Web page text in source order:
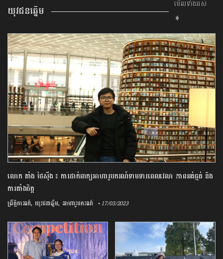
យុវជនឆ្នើម
មើលទាំងអស់
➧
លោក តាំង ថៃស៊ីង ៖ ការដាក់ពាក្យអាហារូបករណ៍ទាមទារពេលវេលា ភាពអត់ធ្មត់ និង
ការតាំងចិត្ត
ព្រឹត្តិការណ៍, យុវជនឆ្នើម, អាហារូបករណ៍ • 17/03/2023